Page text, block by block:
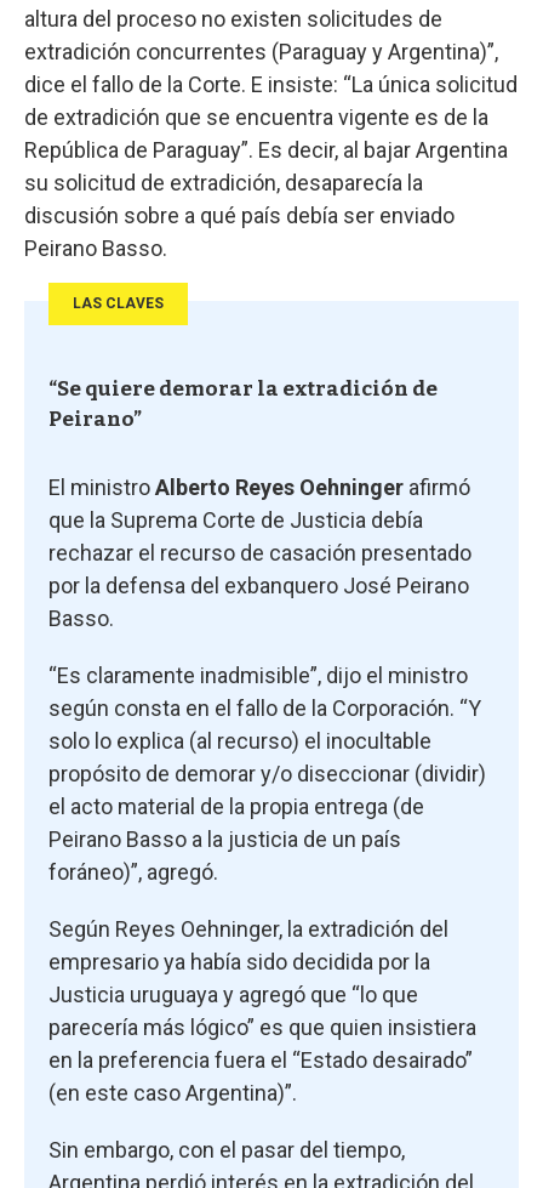
altura del proceso no existen solicitudes de
extradición concurrentes (Paraguay y Argentina)”,
dice el fallo de la Corte. E insiste: “La única solicitud
de extradición que se encuentra vigente es de la
República de Paraguay”. Es decir, al bajar Argentina
su solicitud de extradición, desaparecía la
discusión sobre a qué país debía ser enviado
Peirano Basso.
LAS CLAVES
“Se quiere demorar la extradición de
Peirano”
El ministroAlberto Reyes Oehninger afirmó
que la Suprema Corte de Justicia debía
rechazar el recurso de casación presentado
por la defensa del exbanquero José Peirano
Basso.
“Es claramente inadmisible”, dijo el ministro
según consta en el fallo de la Corporación. “Y
solo lo explica (al recurso) el inocultable
propósito de demorar y/o diseccionar (dividir)
el acto material de la propia entrega (de
Peirano Basso a la justicia de un país
foráneo)”, agregó.
Según Reyes Oehninger, la extradición del
empresario ya había sido decidida por la
Justicia uruguaya y agregó que “lo que
parecería más lógico” es que quien insistiera
en la preferencia fuera el “Estado desairado”
(en este caso Argentina)”.
Sin embargo, con el pasar del tiempo,
Argentina perdió interés en la extradición del